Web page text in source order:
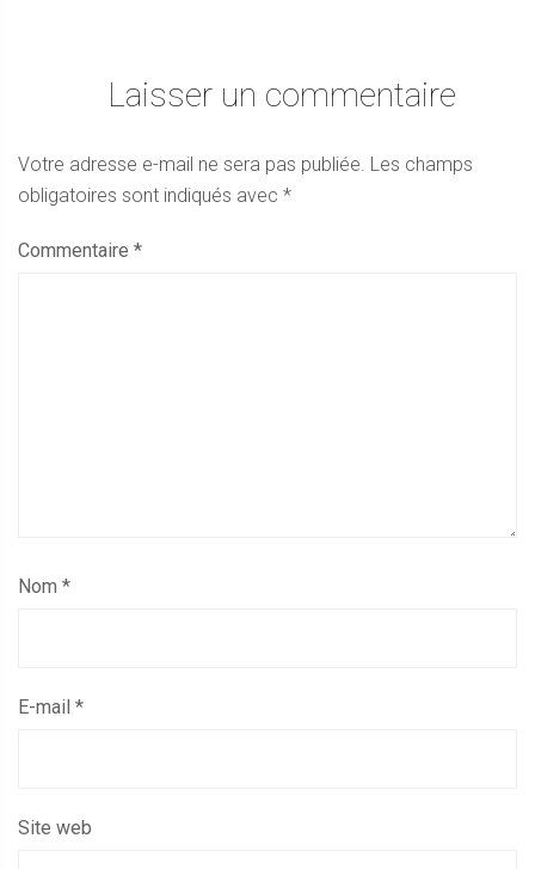
Laisser un commentaire
Votre adresse e-mail ne sera pas publiée. Les champs
obligatoires sont indiqués avec *
Commentaire *
Nom *
E-mail *
Site web